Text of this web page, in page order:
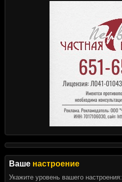
Ваше настроение
Укажите уровень вашего настроения: